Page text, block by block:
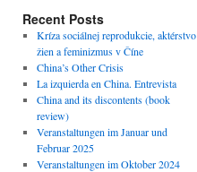
Recent Posts
Kríza sociálnej reprodukcie, aktérstvo
žien a feminizmus v Číne
China’s Other Crisis
La izquierda en China. Entrevista
China and its discontents (book
review)
Veranstaltungen im Januar und
Februar 2025
Veranstaltungen im Oktober 2024